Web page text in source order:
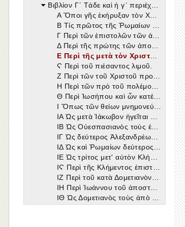
Βιβλίον Γʹ Τάδε καὶ ἡ γʹ περιέχει βίβλος τῆς Ἐκκλησιαστικῆς ἱστορίας
Ϛ Περὶ τοῦ πιέσαντος λιμοῦ.